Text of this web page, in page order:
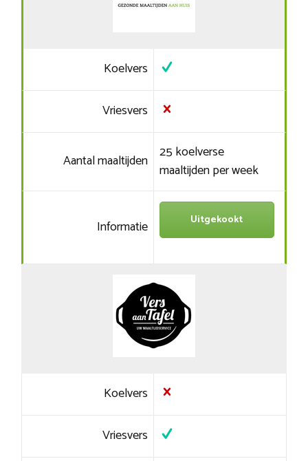
Koelvers
Vriesvers
Aantal maaltijden 25 koelverse
maaltijden per week
Informatie Uitgekookt
Koelvers
Vriesvers